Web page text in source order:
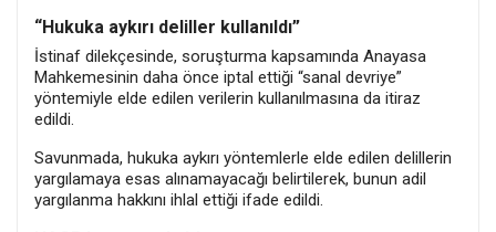
“Hukuka aykırı deliller kullanıldı”
İstinaf dilekçesinde, soruşturma kapsamında Anayasa
Mahkemesinin daha önce iptal ettiği “sanal devriye”
yöntemiyle elde edilen verilerin kullanılmasına da itiraz
edildi.
Savunmada, hukuka aykırı yöntemlerle elde edilen delillerin
yargılamaya esas alınamayacağı belirtilerek, bunun adil
yargılanma hakkını ihlal ettiği ifade edildi.